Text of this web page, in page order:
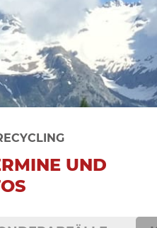
UND